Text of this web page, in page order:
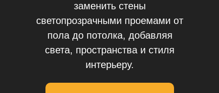
заменить стены
светопрозрачными проемами от
пола до потолка, добавляя
света, пространства и стиля
интерьеру.